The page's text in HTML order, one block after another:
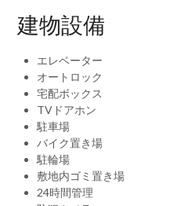
建物設備
エレベーター
オートロック
宅配ボックス
TVドアホン
駐車場
バイク置き場
駐輪場
敷地内ゴミ置き場
24時間管理